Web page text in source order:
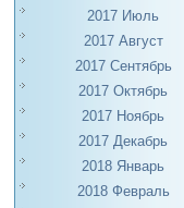
2017 Июль
2017 Август
2017 Сентябрь
2017 Октябрь
2017 Ноябрь
2017 Декабрь
2018 Январь
2018 Февраль